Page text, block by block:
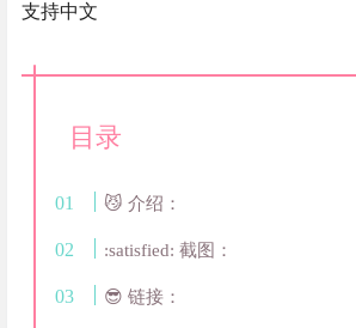
支持中文
目录
😼 介绍：
:satisfied: 截图：
😎 链接：